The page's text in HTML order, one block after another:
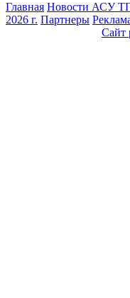
Главная Новости АСУ
2026 г. Партнеры
Сайт